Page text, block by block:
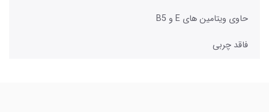
حاوی ویتامین‌ های E و B5
فاقد چربی